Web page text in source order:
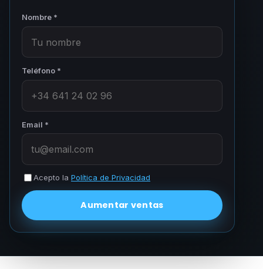
Nombre *
Teléfono *
Email *
Acepto la Política de Privacidad
Aumentar ventas